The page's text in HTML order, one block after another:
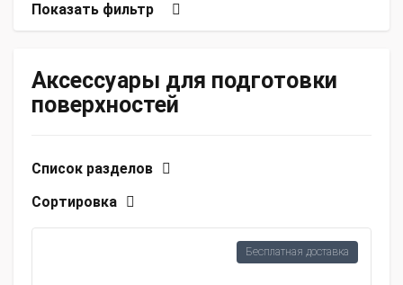
Показать фильтр
Аксессуары для подготовки
поверхностей
Список разделов
Сортировка
Бесплатная доставка